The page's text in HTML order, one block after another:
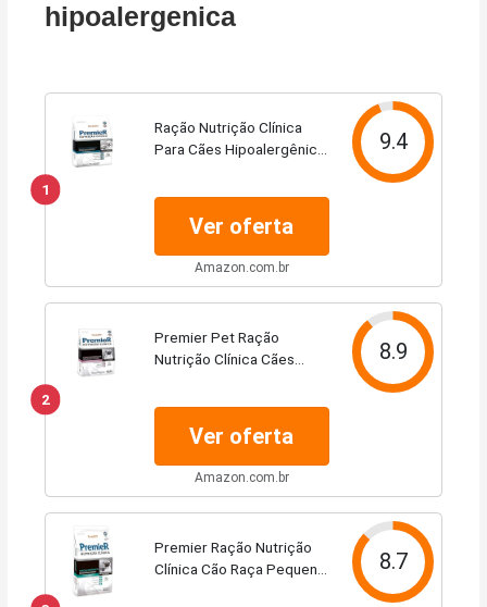
hipoalergenica
1
Ração Nutrição Clínica
Para Cães Hipoalergênica
9.4
Ver oferta
Amazon.com.br
2
Premier Pet Ração
Nutrição Clínica Cães
8.9
Ver oferta
Amazon.com.br
Premier Ração Nutrição
Clínica Cão Raça Pequena
8.7